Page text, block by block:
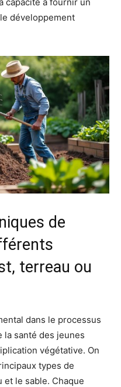
développement
de
terreau ou
dans le processus
la santé des jeunes
végétative. On
types de
et le sable. Chaque